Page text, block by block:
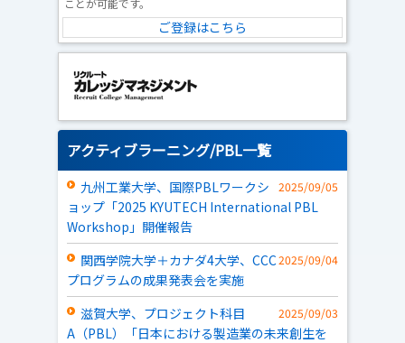
ことが可能です。
ご登録はこちら
アクティブラーニング/PBL一覧
2025/09/05
九州工業大学、国際PBLワークシ
ョップ「2025 KYUTECH International PBL
Workshop」開催報告
2025/09/04
関西学院大学＋カナダ4大学、CCC
プログラムの成果発表会を実施
2025/09/03
滋賀大学、プロジェクト科目
A（PBL）「日本における製造業の未来創生を